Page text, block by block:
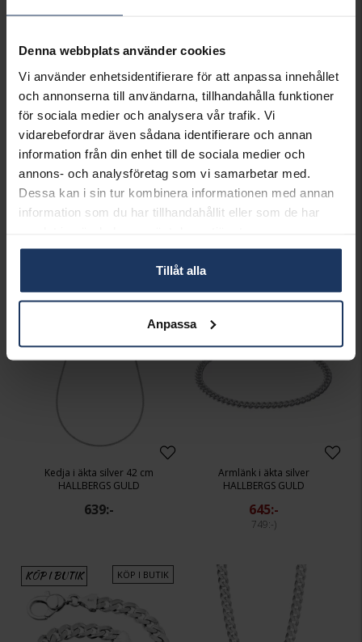
Denna webbplats använder cookies
Vi använder enhetsidentifierare för att anpassa innehållet
och annonserna till användarna, tillhandahålla funktioner
för sociala medier och analysera vår trafik. Vi
vidarebefordrar även sådana identifierare och annan
information från din enhet till de sociala medier och
annons- och analysföretag som vi samarbetar med.
Dessa kan i sin tur kombinera informationen med annan
information som du har tillhandahållit eller som de har
Tillåt alla
Anpassa
Halslänk i äkta silver 50cm
HALLBERGS GULD
1 998:-
Kedja i äkta silver 40 cm
HALLBERGS GULD
Kedja i äkta silver 42 cm
HALLBERGS GULD
639:-
Armlänk i äkta silver
HALLBERGS GULD
645:-
749:-
KÖP I BUTIK KÖP I BUTIK